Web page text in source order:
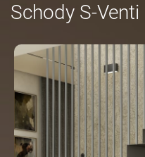
Schody S-Venti